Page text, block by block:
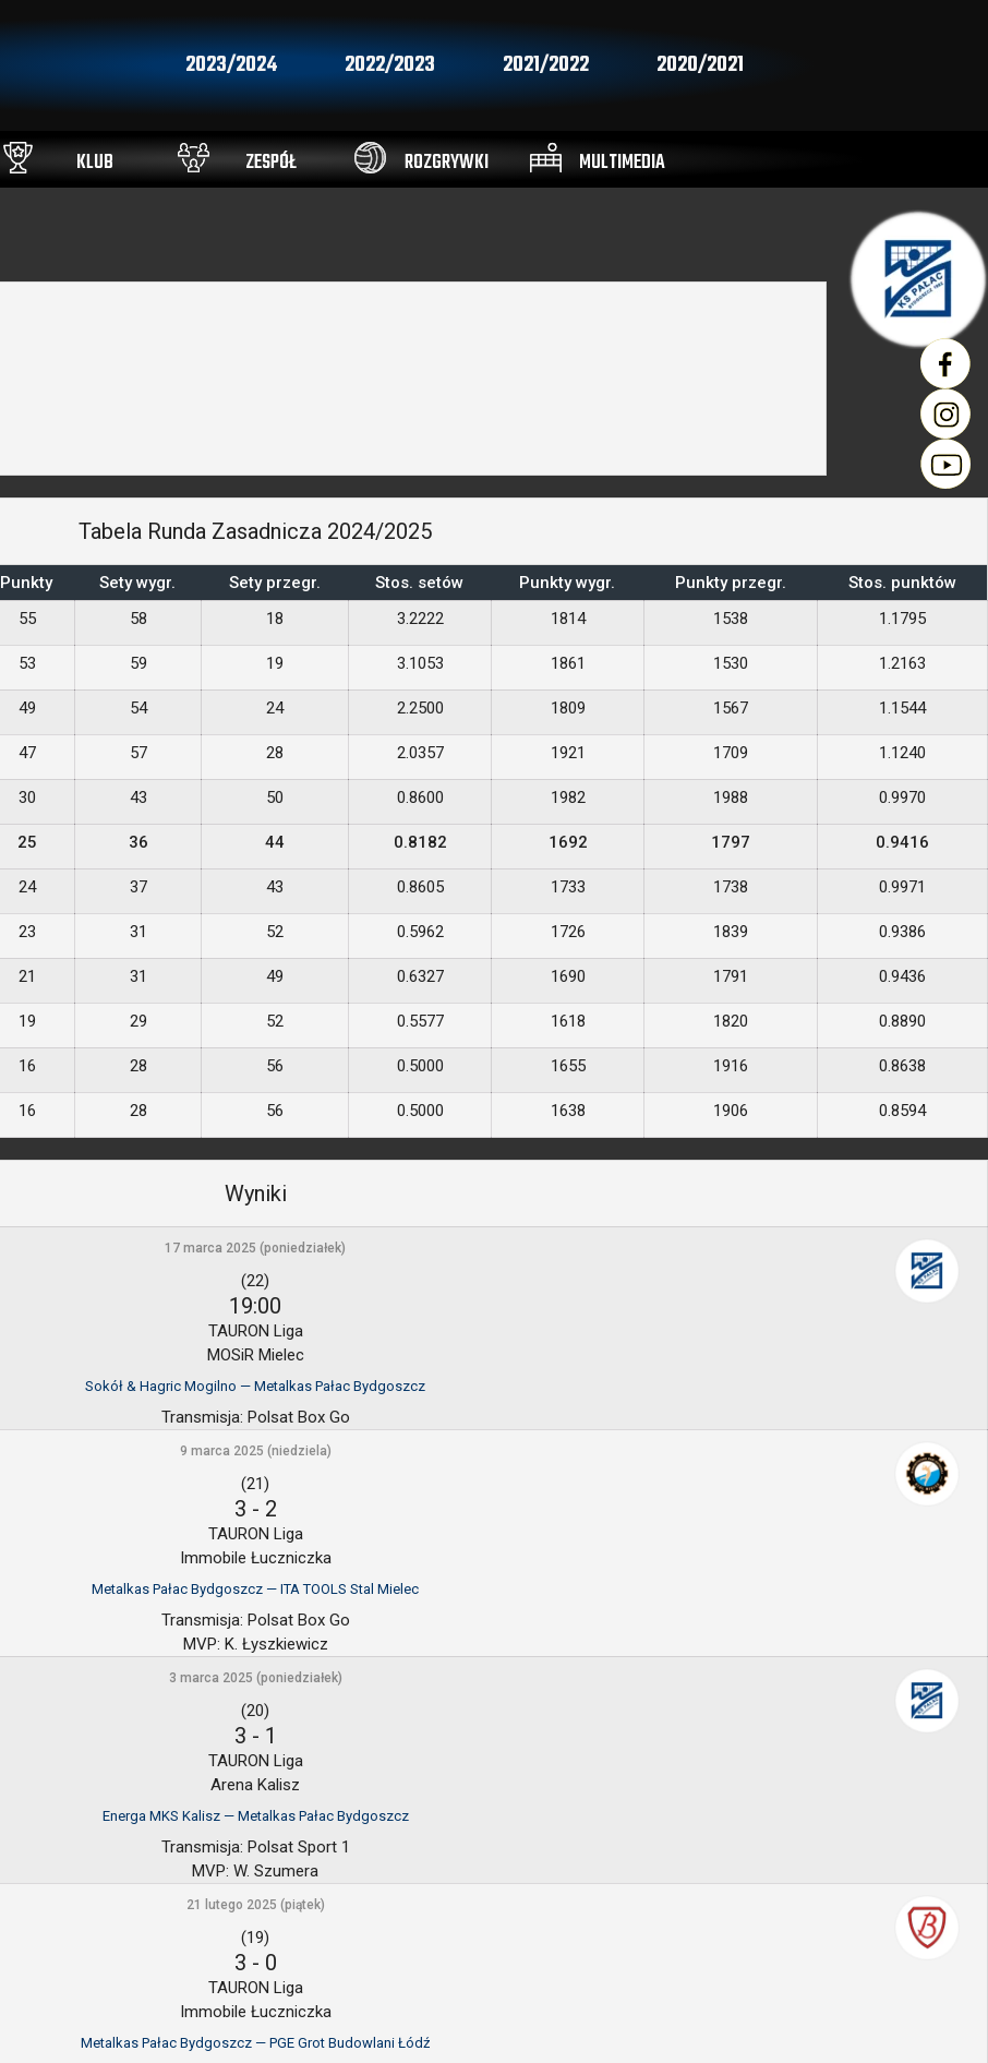
2023/2024 2022/2023 2021/2022 2020/2021
KLUB ZESPÓŁ ROZGRYWKI MULTIMEDIA
Tabela Runda Zasadnicza 2024/2025
Punkty Sety wygr. Sety przegr. Stos. setów Punkty wygr. Punkty przegr.
Stos. punktów
55 58 18 3.2222 1814 1538 1.1795
53 59 19 3.1053 1861 1530 1.2163
49 54 24 2.2500 1809 1567 1.1544
47 57 28 2.0357 1921 1709 1.1240
30 43 50 0.8600 1982 1988 0.9970
25 36 44 0.8182 1692 1797 0.9416
24 37 43 0.8605 1733 1738 0.9971
23 31 52 0.5962 1726 1839 0.9386
21 31 49 0.6327 1690 1791 0.9436
19 29 52 0.5577 1618 1820 0.8890
16 28 56 0.5000 1655 1916 0.8638
16 28 56 0.5000 1638 1906 0.8594
Wyniki
17 marca 2025 (poniedziałek)
(22)
19:00
TAURON Liga
MOSiR Mielec
Sokół & Hagric Mogilno — Metalkas Pałac Bydgoszcz
Transmisja: Polsat Box Go
9 marca 2025 (niedziela)
(21)
3 - 2
TAURON Liga
Immobile Łuczniczka
Metalkas Pałac Bydgoszcz — ITA TOOLS Stal Mielec
Transmisja: Polsat Box Go
MVP: K. Łyszkiewicz
3 marca 2025 (poniedziałek)
(20)
3 - 1
TAURON Liga
Arena Kalisz
Energa MKS Kalisz — Metalkas Pałac Bydgoszcz
Transmisja: Polsat Sport 1
MVP: W. Szumera
21 lutego 2025 (piątek)
(19)
3 - 0
TAURON Liga
Immobile Łuczniczka
Metalkas Pałac Bydgoszcz — PGE Grot Budowlani Łódź